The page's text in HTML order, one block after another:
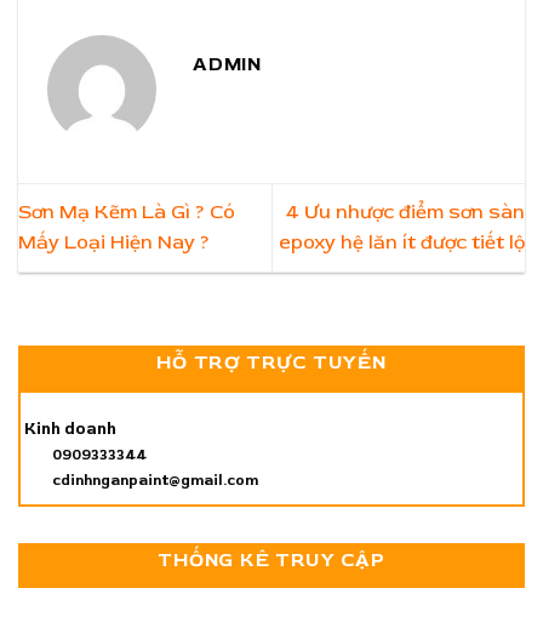
ADMIN
Sơn Mạ Kẽm Là Gì ? Có
Mấy Loại Hiện Nay ?
4 Ưu nhược điểm sơn sàn
epoxy hệ lăn ít được tiết lộ
HỖ TRỢ TRỰC TUYẾN
Kinh doanh
0909333344
cdinhnganpaint@gmail.com
THỐNG KÊ TRUY CẬP